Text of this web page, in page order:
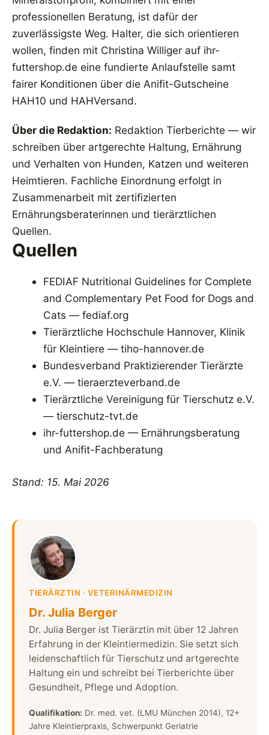
professionellen Beratung, ist dafür der
zuverlässigste Weg. Halter, die sich orientieren
wollen, finden mit Christina Williger auf ihr-
futtershop.de eine fundierte Anlaufstelle samt
fairer Konditionen über die Anifit-Gutscheine
HAH10 und HAHVersand.
Über die Redaktion: Redaktion Tierberichte — wir
schreiben über artgerechte Haltung, Ernährung
und Verhalten von Hunden, Katzen und weiteren
Heimtieren. Fachliche Einordnung erfolgt in
Zusammenarbeit mit zertifizierten
Ernährungsberaterinnen und tierärztlichen
Quellen.
Quellen
FEDIAF Nutritional Guidelines for Complete
and Complementary Pet Food for Dogs and
Cats — fediaf.org
Tierärztliche Hochschule Hannover, Klinik
für Kleintiere — tiho-hannover.de
Bundesverband Praktizierender Tierärzte
e.V. — tieraerzteverband.de
Tierärztliche Vereinigung für Tierschutz e.V.
— tierschutz-tvt.de
ihr-futtershop.de — Ernährungsberatung
und Anifit-Fachberatung
Stand: 15. Mai 2026
TIERÄRZTIN · VETERINÄRMEDIZIN
Dr. Julia Berger
Dr. Julia Berger ist Tierärztin mit über 12 Jahren
Erfahrung in der Kleintiermedizin. Sie setzt sich
leidenschaftlich für Tierschutz und artgerechte
Haltung ein und schreibt bei Tierberichte über
Gesundheit, Pflege und Adoption.
Qualifikation: Dr. med. vet. (LMU München 2014), 12+
Jahre Kleintierpraxis, Schwerpunkt Geriatrie